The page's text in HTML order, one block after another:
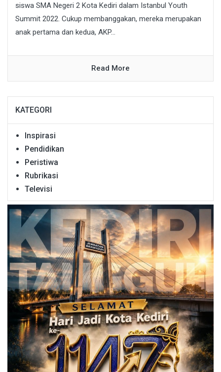
siswa SMA Negeri 2 Kota Kediri dalam Istanbul Youth
Summit 2022. Cukup membanggakan, mereka merupakan
anak pertama dan kedua, AKP...
Read More
KATEGORI
Inspirasi
Pendidikan
Peristiwa
Rubrikasi
Televisi